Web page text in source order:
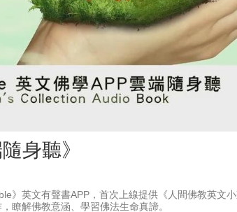
身聽》
》英文有聲書APP，首次上線提供《人間佛教英文
瞭解佛教意涵、學習佛法生命真諦。